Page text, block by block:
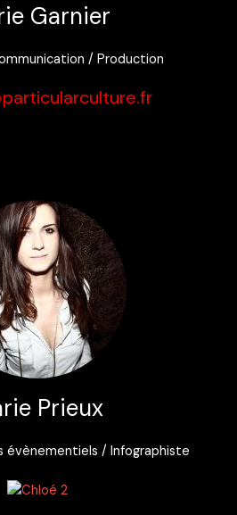
Garnier
/ Production
Prieux
évènementiels / Infographiste